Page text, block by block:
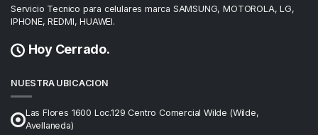
Servicio Tecnico para celulares marca SAMSUNG, MOTOROLA, LG,
IPHONE, REDMI, HUAWEI.
Hoy Cerrado.
NUESTRA UBICACION
Las Flores 1600 Loc.129 Centro Comercial Wilde (Wilde,
Avellaneda)